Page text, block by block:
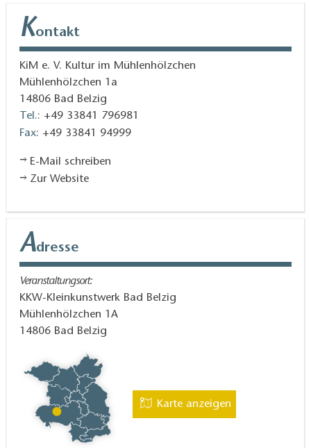
Kontakt
KiM e. V. Kultur im Mühlenhölzchen
Mühlenhölzchen 1a
14806 Bad Belzig
Tel.: +49 33841 796981
Fax: +49 33841 94999
E-Mail schreiben
Zur Website
Adresse
Veranstaltungsort:
KKW-Kleinkunstwerk Bad Belzig
Mühlenhölzchen 1A
14806 Bad Belzig
Karte anzeigen